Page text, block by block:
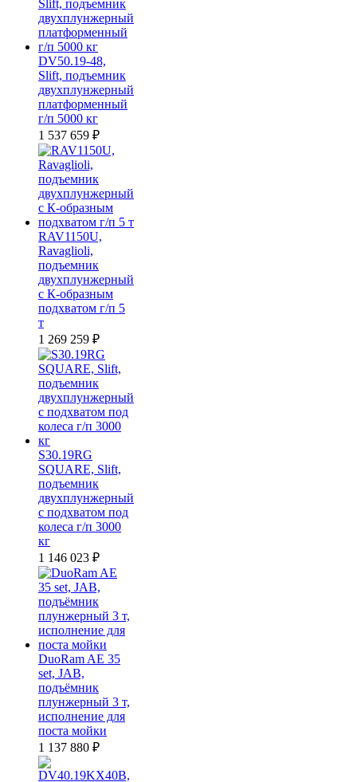
DV50.19-48,
Slift, подъемник
двухплунжерный
платформенный
г/п 5000 кг
1 537 659 ₽
RAV1150U,
Ravaglioli,
подъемник
двухплунжерный
с К-образным
подхватом г/п 5
т
1 269 259 ₽
S30.19RG
SQUARE, Slift,
подъемник
двухплунжерный
с подхватом под
колеса г/п 3000
кг
1 146 023 ₽
DuoRam AE 35
set, JAB,
подъёмник
плунжерный 3 т,
исполнение для
поста мойки
1 137 880 ₽